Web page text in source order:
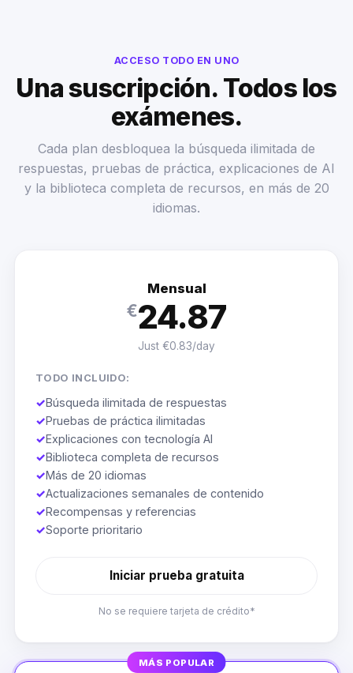
ACCESO TODO EN UNO
Una suscripción. Todos los
exámenes.
Cada plan desbloquea la búsqueda ilimitada de
respuestas, pruebas de práctica, explicaciones de AI
y la biblioteca completa de recursos, en más de 20
idiomas.
Mensual
€24.87
Just €0.83/day
TODO INCLUIDO:
✓Búsqueda ilimitada de respuestas
✓Pruebas de práctica ilimitadas
✓Explicaciones con tecnología AI
✓Biblioteca completa de recursos
✓Más de 20 idiomas
✓Actualizaciones semanales de contenido
✓Recompensas y referencias
✓Soporte prioritario
Iniciar prueba gratuita
No se requiere tarjeta de crédito*
MÁS POPULAR